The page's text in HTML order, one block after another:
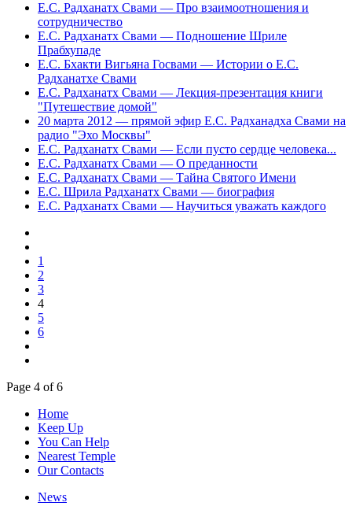
Е.С. Радханатх Свами — Про взаимоотношения и
сотрудничество
Е.С. Радханатх Свами — Подношение Шриле
Прабхупаде
Е.С. Бхакти Вигьяна Госвами — Истории о Е.С.
Радханатхе Свами
Е.С. Радханатх Свами — Лекция-презентация книги
"Путешествие домой"
20 марта 2012 — прямой эфир Е.С. Радханадха Свами на
радио "Эхо Москвы"
Е.С. Радханатх Свами — Если пусто сердце человека...
Е.С. Радханатх Свами — О преданности
Е.С. Радханатх Свами — Тайна Святого Имени
Е.С. Шрила Радханатх Свами — биография
Е.С. Радханатх Свами — Научиться уважать каждого
1
2
3
4
5
6
Page 4 of 6
Home
Keep Up
You Can Help
Nearest Temple
Our Contacts
News